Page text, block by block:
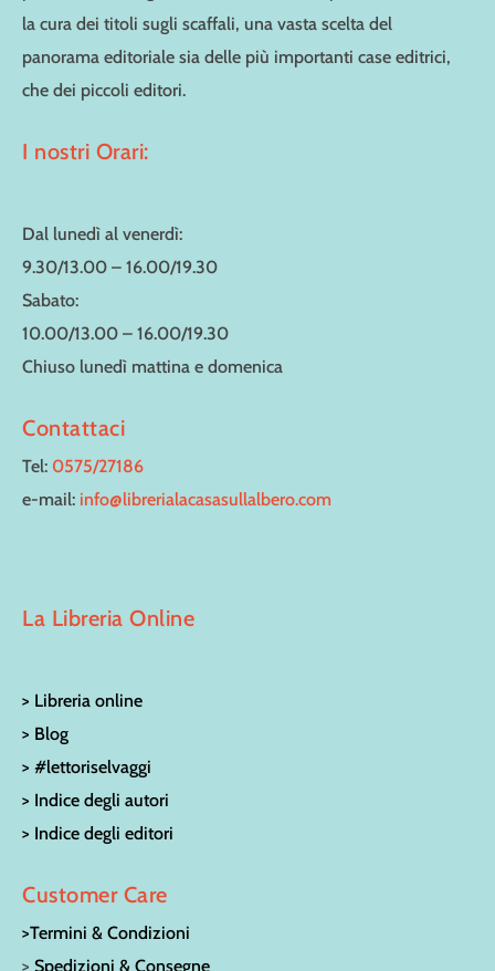
la cura dei titoli sugli scaffali, una vasta scelta del
panorama editoriale sia delle più importanti case editrici,
che dei piccoli editori.
I nostri Orari:
Dal lunedì al venerdì:
9.30/13.00 – 16.00/19.30
Sabato:
10.00/13.00 – 16.00/19.30
Chiuso lunedì mattina e domenica
Contattaci
Tel: 0575/27186
e-mail: info@librerialacasasullalbero.com
La Libreria Online
> Libreria online
> Blog
> #lettoriselvaggi
> Indice degli autori
> Indice degli editori
Customer Care
>Termini & Condizioni
>Spedizioni & Consegne